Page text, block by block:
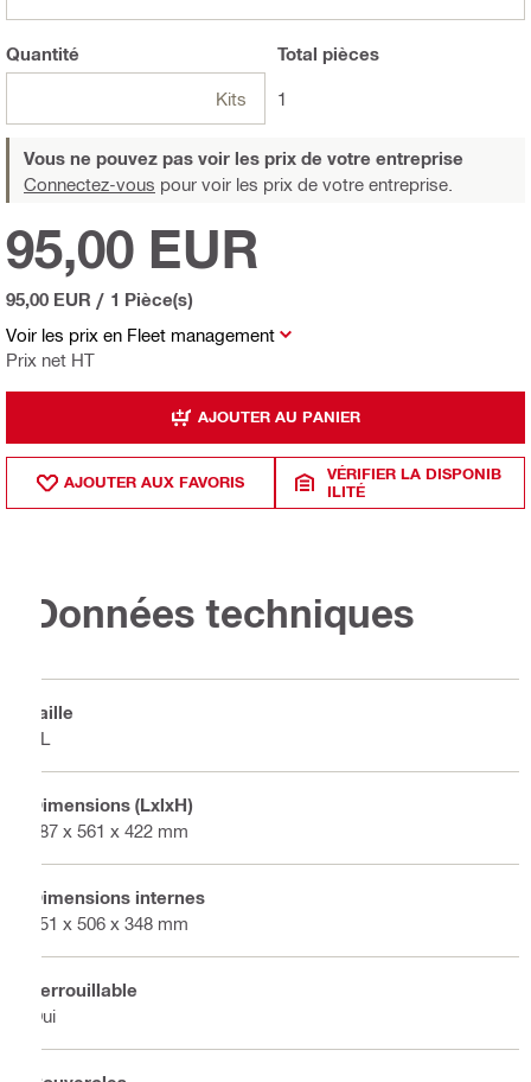
Quantité
Kits
Total pièces
1
Vous ne pouvez pas voir les prix de votre entreprise
Connectez-vous pour voir les prix de votre entreprise.
Voir les prix en Fleet management
Prix net HT
95,00 EUR
95,00 EUR / 1 Pièce(s)
AJOUTER AU PANIER
AJOUTER AUX FAVORIS
VÉRIFIER LA DISPONIB
ILITÉ
Données techniques
Taille
XL
Dimensions (LxlxH)
387 x 561 x 422 mm
Dimensions internes
351 x 506 x 348 mm
Verrouillable
Oui